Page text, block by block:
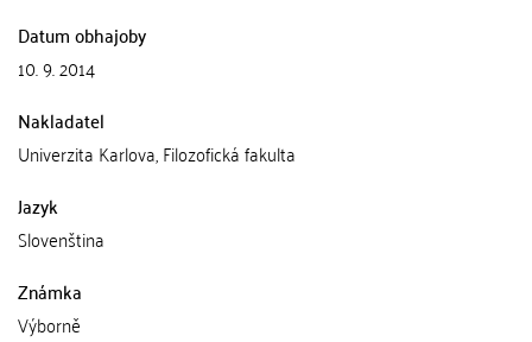
Datum obhajoby
10. 9. 2014
Nakladatel
Univerzita Karlova, Filozofická fakulta
Jazyk
Slovenština
Známka
Výborně